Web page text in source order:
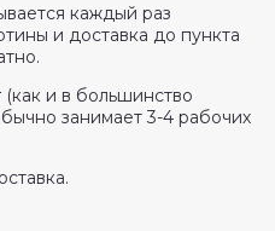
каждый раз
и доставка до пункта
и в большинство
занимает 3-4 рабочих